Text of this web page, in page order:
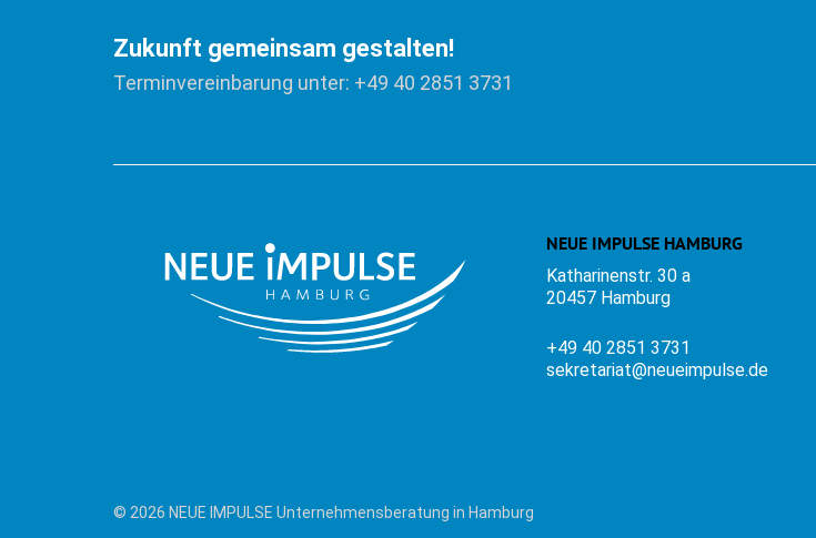
Zukunft gemeinsam gestalten!
Terminvereinbarung unter: +49 40 2851 3731
NEUE IMPULSE HAMBURG
Katharinenstr. 30 a
20457 Hamburg
+49 40 2851 3731
sekretariat@neueimpulse.de
© 2026 NEUE IMPULSE Unternehmensberatung in Hamburg